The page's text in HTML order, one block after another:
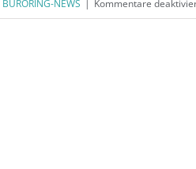
BÜRORING-NEWS | Kommentare